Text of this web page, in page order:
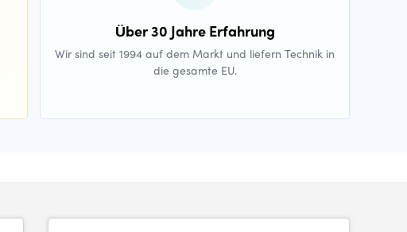
Über 30 Jahre Erfahrung
Wir sind seit 1994 auf dem Markt und liefern Technik in
die gesamte EU.